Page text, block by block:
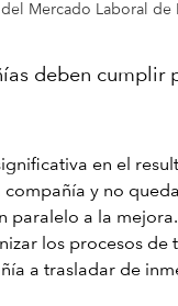
Mercado Laboral
deben
en el
y no
paralelo a la mejora.
los procesos de
a trasladar de